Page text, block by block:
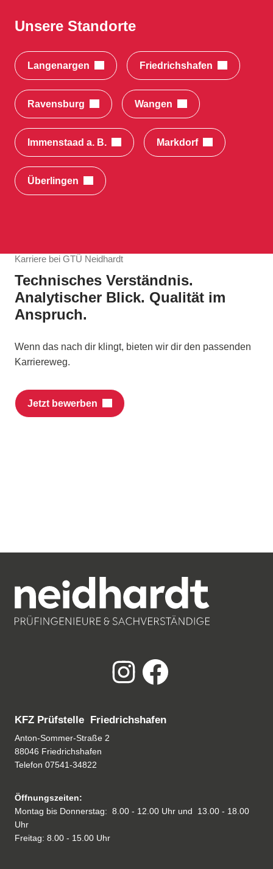
Unsere Standorte
Langenargen Friedrichshafen
Ravensburg Wangen
Immenstaad a. B. Markdorf
Überlingen
Karriere bei GTÜ Neidhardt
Technisches Verständnis.
Analytischer Blick. Qualität im
Anspruch.
Wenn das nach dir klingt, bieten wir dir den passenden
Karriereweg.
Jetzt bewerben
KFZ Prüfstelle Friedrichshafen
Anton-Sommer-Straße 2
88046 Friedrichshafen
Telefon 07541-34822
Öffnungszeiten:
Montag bis Donnerstag: 8.00 - 12.00 Uhr und 13.00 - 18.00
Uhr
Freitag: 8.00 - 15.00 Uhr